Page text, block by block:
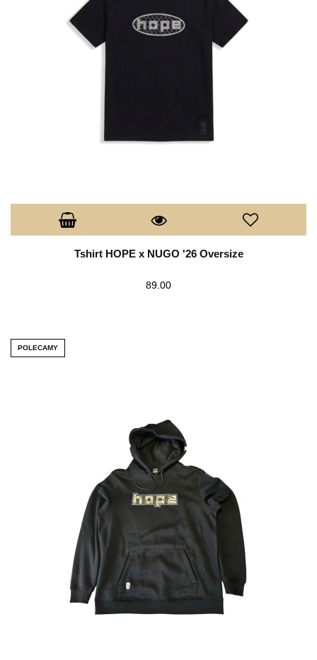
Tshirt HOPE x NUGO '26 Oversize
89.00
POLECAMY